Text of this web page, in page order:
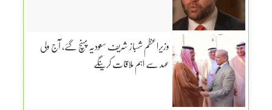
وزیراعظم شہباز شریف سعودیہ پہنچ گئے، آج ولی
عہد سے اہم ملاقات کرینگے